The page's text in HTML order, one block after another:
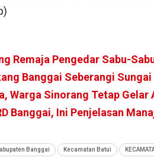
Remaja Pengedar Sabu-
Banggai Seberangi
Warga Sinorang Tetap Gelar
Banggai, Ini Penjelasan
Banggai Kecamatan Batui